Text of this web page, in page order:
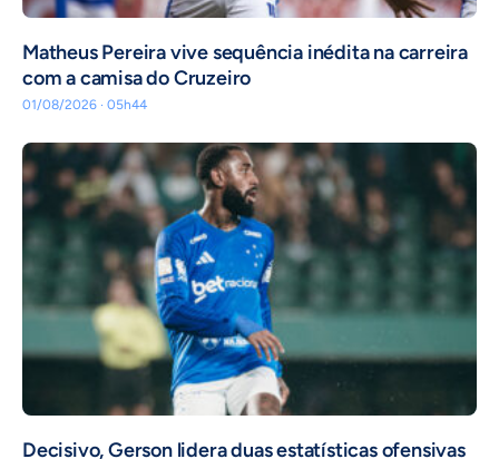
Matheus Pereira vive sequência inédita na carreira
com a camisa do Cruzeiro
01/08/2026 · 05h44
Decisivo, Gerson lidera duas estatísticas ofensivas